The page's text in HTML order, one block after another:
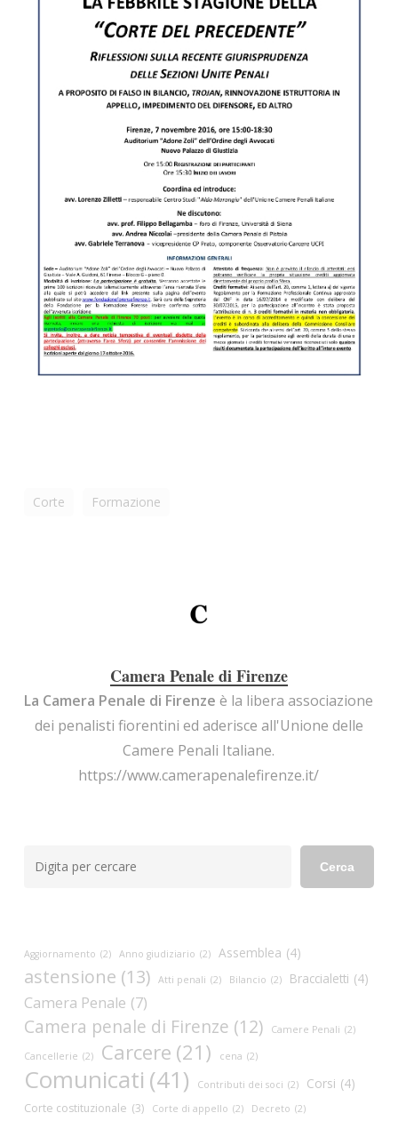
Corte Formazione
Camera Penale di Firenze
La Camera Penale di Firenze è la libera associazione
dei penalisti fiorentini ed aderisce all'Unione delle
Camere Penali Italiane.
https://www.camerapenalefirenze.it/
Cerca
Aggiornamento (2) Anno giudiziario (2) Assemblea (4)
astensione (13) Atti penali (2) Bilancio (2) Braccialetti (4)
Camera Penale (7)
Camera penale di Firenze (12) Camere Penali (2)
Cancellerie (2) Carcere (21) cena (2)
Comunicati (41) Contributi dei soci (2) Corsi (4)
Corte costituzionale (3) Corte di appello (2) Decreto (2)